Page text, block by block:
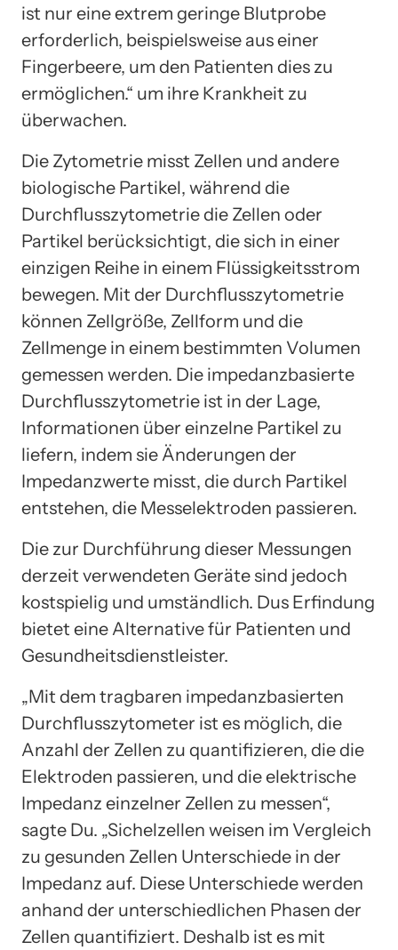
ist nur eine extrem geringe Blutprobe
erforderlich, beispielsweise aus einer
Fingerbeere, um den Patienten dies zu
ermöglichen.“ um ihre Krankheit zu
überwachen.
Die Zytometrie misst Zellen und andere
biologische Partikel, während die
Durchflusszytometrie die Zellen oder
Partikel berücksichtigt, die sich in einer
einzigen Reihe in einem Flüssigkeitsstrom
bewegen. Mit der Durchflusszytometrie
können Zellgröße, Zellform und die
Zellmenge in einem bestimmten Volumen
gemessen werden. Die impedanzbasierte
Durchflusszytometrie ist in der Lage,
Informationen über einzelne Partikel zu
liefern, indem sie Änderungen der
Impedanzwerte misst, die durch Partikel
entstehen, die Messelektroden passieren.
Die zur Durchführung dieser Messungen
derzeit verwendeten Geräte sind jedoch
kostspielig und umständlich. Dus Erfindung
bietet eine Alternative für Patienten und
Gesundheitsdienstleister.
„Mit dem tragbaren impedanzbasierten
Durchflusszytometer ist es möglich, die
Anzahl der Zellen zu quantifizieren, die die
Elektroden passieren, und die elektrische
Impedanz einzelner Zellen zu messen“,
sagte Du. „Sichelzellen weisen im Vergleich
zu gesunden Zellen Unterschiede in der
Impedanz auf. Diese Unterschiede werden
anhand der unterschiedlichen Phasen der
Zellen quantifiziert. Deshalb ist es mit